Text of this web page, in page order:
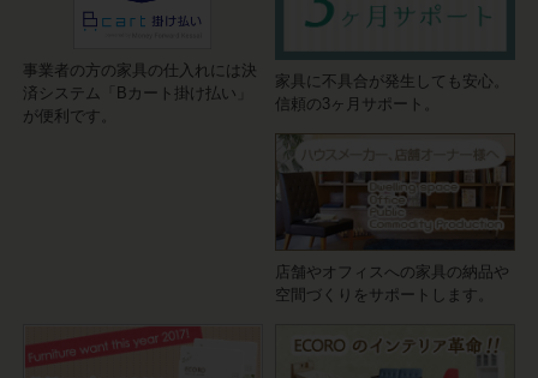
事業者の方の家具の仕入れには決
済システム「Bカート掛け払い」
が便利です。
家具に不具合が発生しても安心。
信頼の3ヶ月サポート。
店舗やオフィスへの家具の納品や
空間づくりをサポートします。